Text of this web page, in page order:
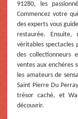
91280, les
Commencez votre
des experts vous
restaurée. Ensuite,
véritables spectacles
des collectionneurs
ventes aux enchères
les amateurs de
Saint Pierre Du
trésor caché, et
découvrir.